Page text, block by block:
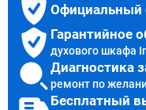
Официальный
Гарантийное
духового шкафа
Диагностика
ремонт по
Бесплатный